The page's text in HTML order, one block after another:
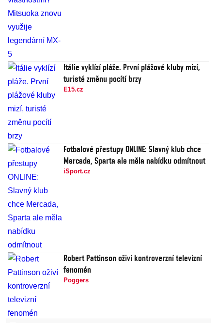
Itálie vyklízí pláže. První plážové kluby mizí,
turisté změnu pocítí brzy
E15.cz
Fotbalové přestupy ONLINE: Slavný klub chce
Mercada, Sparta ale měla nabídku odmítnout
iSport.cz
Robert Pattinson oživí kontroverzní televizní
fenomén
Poggers